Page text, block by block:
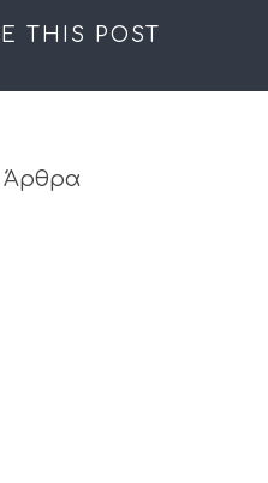
THIS POST
Άρθρα